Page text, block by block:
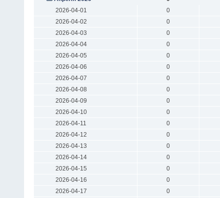
2026-04-01
0
2026-04-02
0
2026-04-03
0
2026-04-04
0
2026-04-05
0
2026-04-06
0
2026-04-07
0
2026-04-08
0
2026-04-09
0
2026-04-10
0
2026-04-11
0
2026-04-12
0
2026-04-13
0
2026-04-14
0
2026-04-15
0
2026-04-16
0
2026-04-17
0